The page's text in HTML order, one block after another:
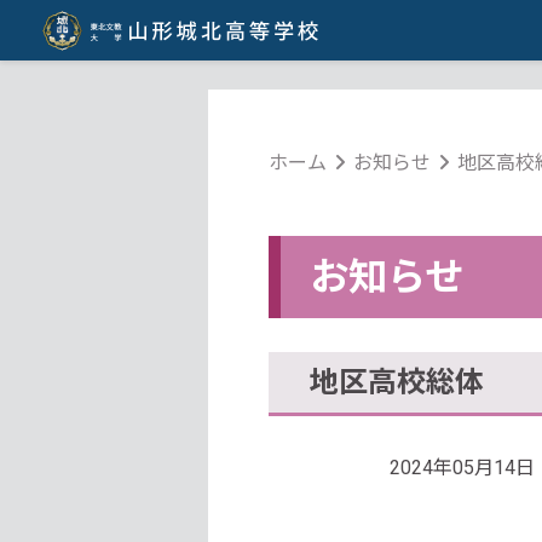
ホーム お知らせ 地区高校
お知らせ
地区高校総体
2024年05月14日